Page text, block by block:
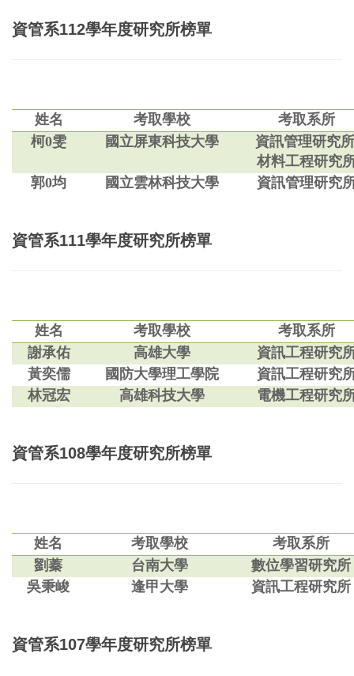
資管系112學年度研究所榜單
姓名 考取學校
考取系所
柯0雯
國立屏東科技大學
資訊管理研究
材料工程研究
郭0均
國立雲林科技大學 資訊管理研究
資管系111學年度研究所榜單
姓名 考取學校
考取系所
謝承佑
高雄大學
資訊工程研究
黃奕儒
國防大學理工學院
資訊工程研究
林冠宏
高雄科技大學 電機工程研究
資管系108學年度研究所榜單
姓名 考取學校
考取系所
劉蓁
台南大學
數位學習研究所
吳秉峻
逢甲大學 資訊工程研究所
資管系107學年度研究所榜單